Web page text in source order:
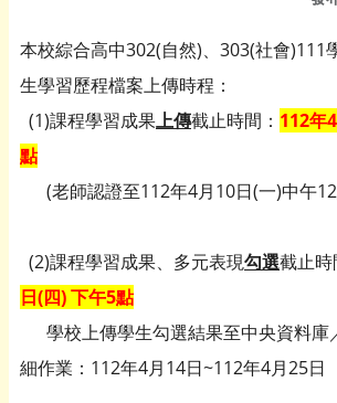
本校綜合高中302(自然)、303(社會)111
生學習歷程檔案上傳時程：
(1)課程學習成果上傳截止時間： 112年
點
(老師認證至112年4月10日(一)中午
(2)課程學習成果、多元表現勾選截止時
日(四) 下午5點
學校上傳學生勾選結果至中央資料庫
細作業：112年4月14日~112年4月25日